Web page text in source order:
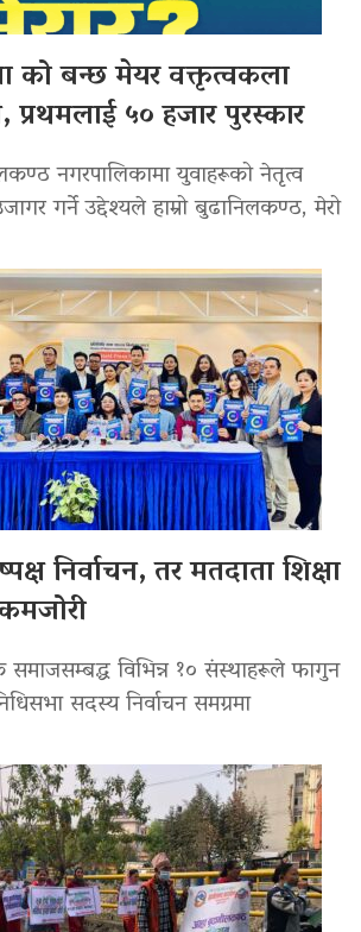
को बन्छ मेयर वक्तृत्वकला
प्रथमलाई ५० हजार पुरस्कार
नगरपालिकामा युवाहरूको नेतृत्व
गर्ने उद्देश्यले हाम्रो बुढानिलकण्ठ, मेरो
निर्वाचन, तर मतदाता शिक्षा
समाजसम्बद्ध विभिन्न १० संस्थाहरूले फागुन
सदस्य निर्वाचन समग्रमा